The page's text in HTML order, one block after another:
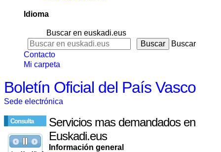
Idioma
Buscar en euskadi.eus
Buscar
Contacto
Mi carpeta
Boletín Oficial del País Vasco
Sede electrónica
Consulta
Servicios mas demandados en
Euskadi.eus
Información general